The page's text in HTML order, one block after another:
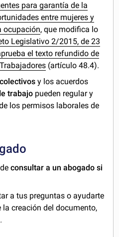
para garantía de la
entre mujeres y
ocupación, que modifica lo
Legislativo 2/2015, de 23
el texto refundido de
(artículo 48.4).
y los acuerdos
trabajo pueden regular y
los permisos laborales de
consultar a un abogado si
a tus preguntas o ayudarte
creación del documento,